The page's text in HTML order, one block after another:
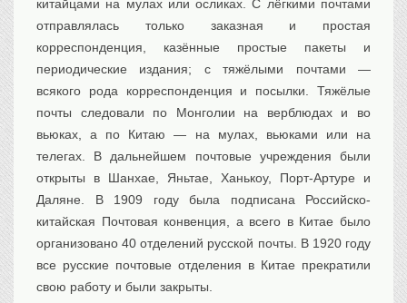
китайцами на мулах или осликах. С лёгкими почтами
отправлялась только заказная и простая
корреспонденция, казённые простые пакеты и
периодические издания; с тяжёлыми почтами —
всякого рода корреспонденция и посылки. Тяжёлые
почты следовали по Монголии на верблюдах и во
вьюках, а по Китаю — на мулах, вьюками или на
телегах. В дальнейшем почтовые учреждения были
открыты в Шанхае, Яньтае, Ханькоу, Порт-Артуре и
Даляне. В 1909 году была подписана Российско-
китайская Почтовая конвенция, а всего в Китае было
организовано 40 отделений русской почты. В 1920 году
все русские почтовые отделения в Китае прекратили
свою работу и были закрыты.